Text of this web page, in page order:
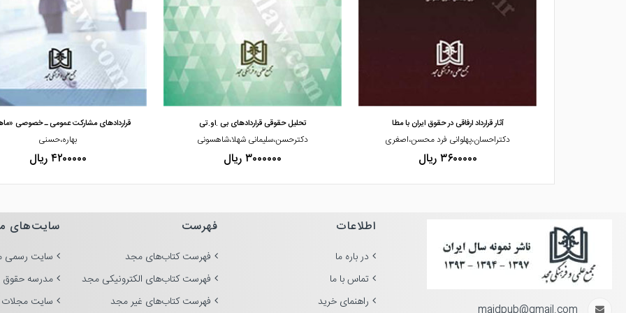
مشاهده و خرید
آثار قرارداد ارفاقی در حقوق ایران با مطا
دکتراحسان،پهلوانی فرد محسن،اصغری
۳۶۰۰۰۰۰ ریال
مشاهده و خرید
تحلیل حقوقی قراردادهای بی .او.تی
دکترحسن،سلیمانی شهلا،شاهسونی
۳۰۰۰۰۰۰ ریال
قراردادهای مشارکت عمومی ـ خصوصی
بهاره،حسنی
۴۲۰۰۰۰۰ ریال
اطلاعات
در باره ما
تماس با ما
راهنمای خرید
فهرست
فهرست کتاب‌های مجد
فهرست کتاب‌های الکترونیکی مجد
فهرست کتاب‌های غیر مجد
سایت‌های
سایت رسمی
مدرسه
سایت